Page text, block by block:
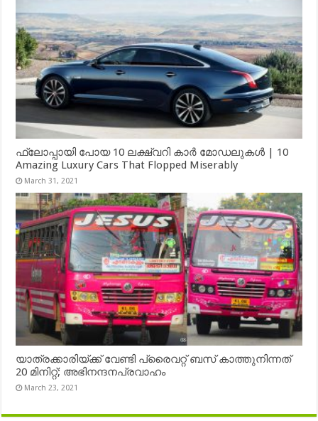
ഫ്ലോപ്പായി പോയ 10 ലക്ഷ്വറി കാർ മോഡലുകൾ | 10
Amazing Luxury Cars That Flopped Miserably
March 31, 2021
യാത്രക്കാരിയ്ക്ക് വേണ്ടി പ്രൈവറ്റ് ബസ് കാത്തുനിന്നത്
20 മിനിറ്റ്; അഭിനന്ദനപ്രവാഹം
March 23, 2021